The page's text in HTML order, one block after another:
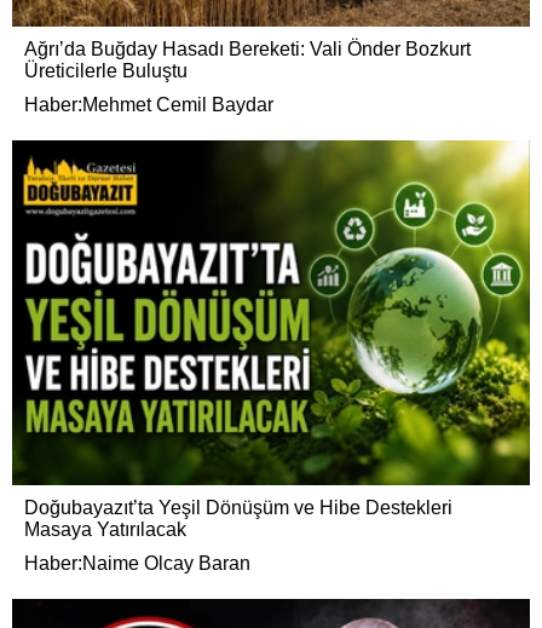
Ağrı’da Buğday Hasadı Bereketi: Vali Önder Bozkurt
Üreticilerle Buluştu
Haber:Mehmet Cemil Baydar
Doğubayazıt’ta Yeşil Dönüşüm ve Hibe Destekleri
Masaya Yatırılacak
Haber:Naime Olcay Baran